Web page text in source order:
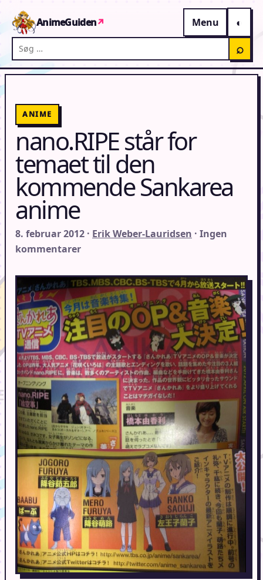
AnimeGuiden↗
Menu
Søg på AnimeGuiden
⌕
ANIME
nano.RIPE står for
temaet til den
kommende Sankarea
anime
8. februar 2012 · Erik Weber-Lauridsen · Ingen
kommentarer